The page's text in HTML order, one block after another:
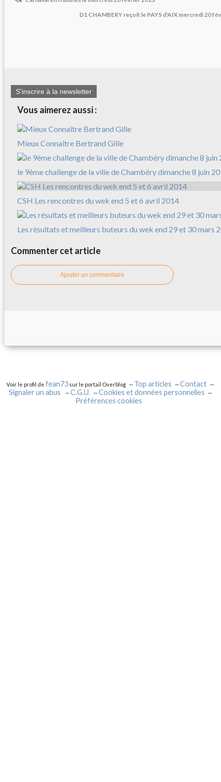
D1 CHAMBERY reçoit le PAYS d'AIX mercredi 20
S'inscrire à la newsletter
Vous aimerez aussi :
Mieux Connaître Bertrand Gille
le 9ème challenge de la ville de Chambéry dimanche 8 juin
CSH Les rencontres du wek end 5 et 6 avril 2014
Les résultats et meilleurs buteurs du wek end 29 et 30 mars
Commenter cet article
Ajouter un commentaire
Voir le profil defean73 sur le portail Overblog Top articles
Contact
Signaler un abus
C.G.U.
Cookies et données personnelles
Préférences cookies